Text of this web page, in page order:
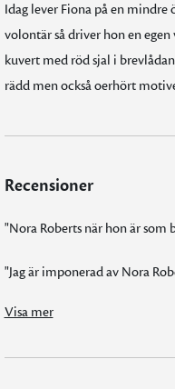
Idag lever Fiona på en
volontär så driver hon en
kuvert med röd sjal i
rädd men också oerhört
Recensioner
"Nora Roberts när hon är som
"Jag är imponerad av Nora
Visa mer